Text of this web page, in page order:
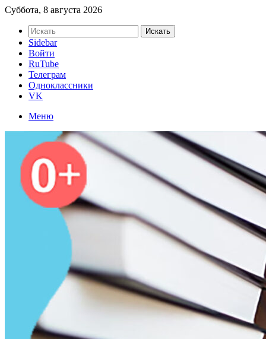
Суббота, 8 августа 2026
Искать
Sidebar
Войти
RuTube
Телеграм
Одноклассники
VK
Меню